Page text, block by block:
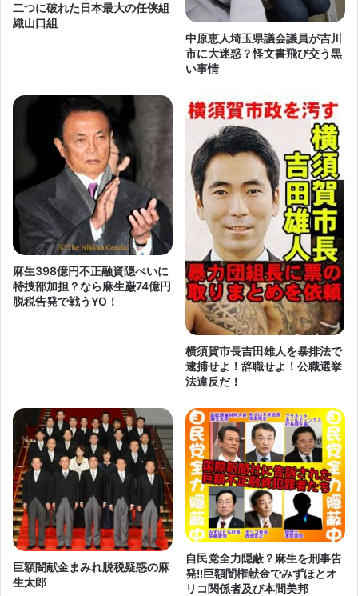
二つに破れた日本最大の任侠組
織山口組
中原恵人埼玉県議会議員が吉川
市に大迷惑？怪文書飛び交う黒
い事情
麻生398億円不正融資隠ぺいに
特捜部加担？なら麻生巌74億円
脱税告発で戦うYO！
横須賀市長吉田雄人を暴排法で
逮捕せよ！辞職せよ！公職選挙
法違反だ！
巨額闇献金まみれ脱税疑惑の麻
生太郎
自民党全力隠蔽？麻生を刑事告
発!!巨額闇権献金でみずほとオ
リコ関係者及び本間美邦